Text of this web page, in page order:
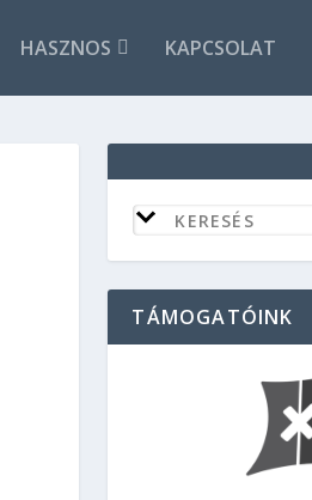
HASZNOS KAPCSOLAT
TÁMOGATÓINK